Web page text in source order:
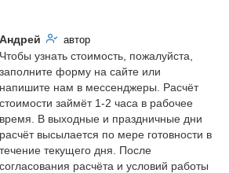
Андрей автор
Чтобы узнать стоимость, пожалуйста,
заполните форму на сайте или
напишите нам в мессенджеры. Расчёт
стоимости займёт 1-2 часа в рабочее
время. В выходные и праздничные дни
расчёт высылается по мере готовности в
течение текущего дня. После
согласования расчёта и условий работы